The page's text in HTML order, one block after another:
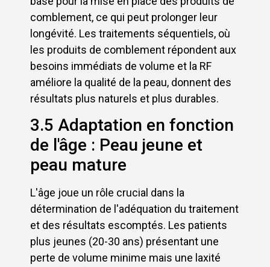
comblement, ce qui peut prolonger leur
longévité. Les traitements séquentiels, où
les produits de comblement répondent aux
besoins immédiats de volume et la RF
améliore la qualité de la peau, donnent des
résultats plus naturels et plus durables.
3.5 Adaptation en fonction
de l'âge : Peau jeune et
peau mature
L'âge joue un rôle crucial dans la
détermination de l'adéquation du traitement
et des résultats escomptés. Les patients
plus jeunes (20-30 ans) présentant une
perte de volume minime mais une laxité